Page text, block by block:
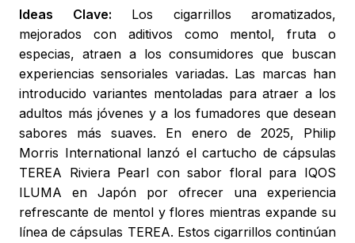
Ideas Clave: Los cigarrillos aromatizados,
mejorados con aditivos como mentol, fruta o
especias, atraen a los consumidores que buscan
experiencias sensoriales variadas. Las marcas han
introducido variantes mentoladas para atraer a los
adultos más jóvenes y a los fumadores que desean
sabores más suaves. En enero de 2025, Philip
Morris International lanzó el cartucho de cápsulas
TEREA Riviera Pearl con sabor floral para IQOS
ILUMA en Japón por ofrecer una experiencia
refrescante de mentol y flores mientras expande su
línea de cápsulas TEREA. Estos cigarrillos continúan